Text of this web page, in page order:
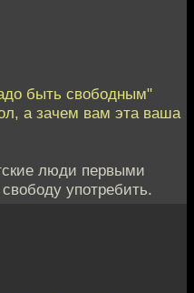
быть свободным"
а зачем вам эта ваша
люди первыми
употребить.